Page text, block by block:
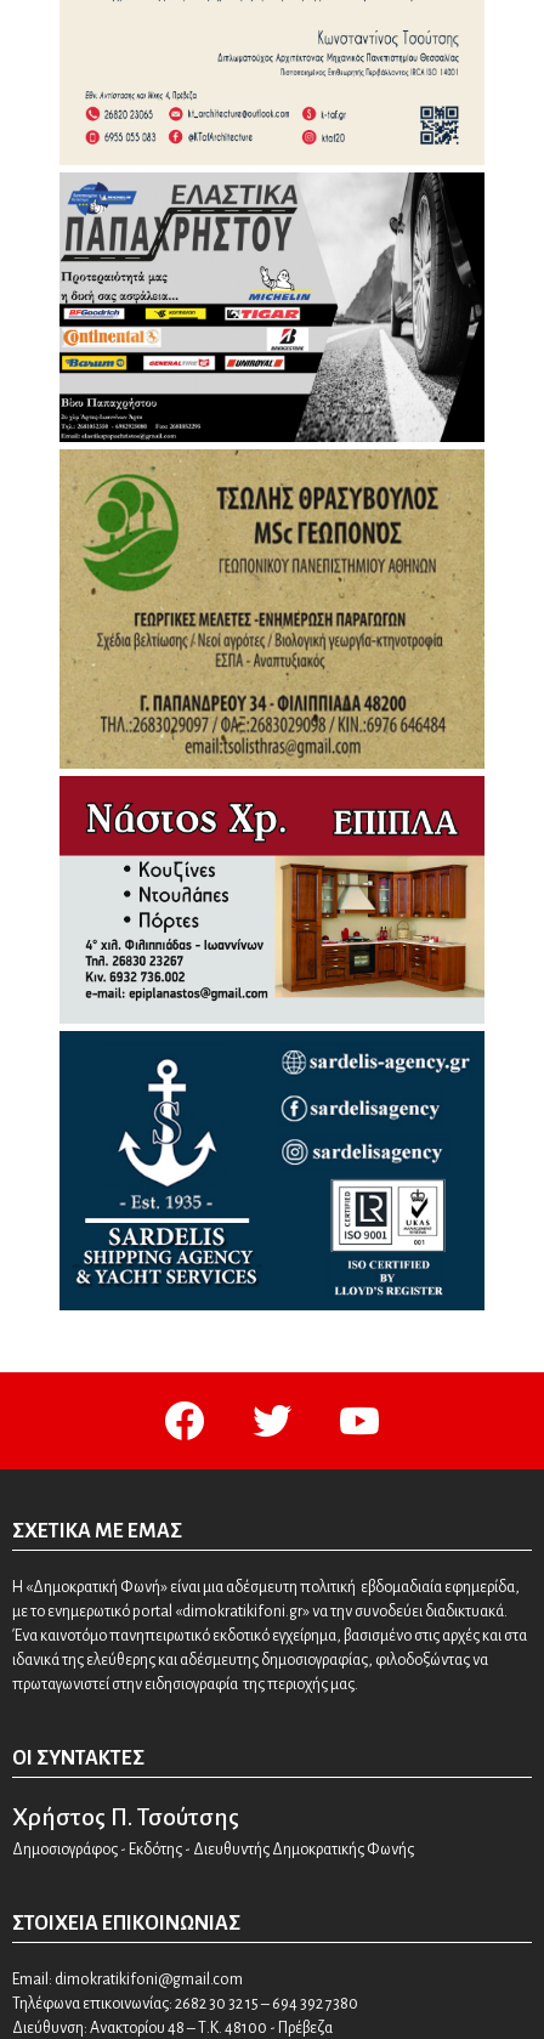
facebook twitter youtube
ΣΧΕΤΙΚΆ ΜΕ ΕΜΆΣ
Η «Δημοκρατική Φωνή» είναι μια αδέσμευτη πολιτική εβδομαδιαία εφημερίδα,
με το ενημερωτικό portal «dimokratikifoni.gr» να την συνοδεύει διαδικτυακά.
Ένα καινοτόμο πανηπειρωτικό εκδοτικό εγχείρημα, βασισμένο στις αρχές και στα
ιδανικά της ελεύθερης και αδέσμευτης δημοσιογραφίας, φιλοδοξώντας να
πρωταγωνιστεί στην ειδησιογραφία της περιοχής μας.
ΟΙ ΣΥΝΤΆΚΤΕΣ
Χρήστος Π. Τσούτσης
Δημοσιογράφος - Εκδότης - Διευθυντής Δημοκρατικής Φωνής
ΣΤΟΙΧΕΊΑ ΕΠΙΚΟΙΝΩΝΊΑΣ
Email: dimokratikifoni@gmail.com
Τηλέφωνα επικοινωνίας: 2682 30 32 15 – 694 392 7380
Διεύθυνση: Ανακτορίου 48 – Τ.Κ. 48100 - Πρέβεζα